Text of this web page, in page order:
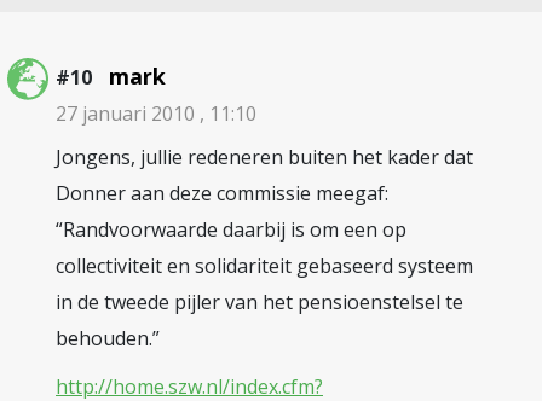
#10 mark
27 januari 2010 , 11:10
Jongens, jullie redeneren buiten het kader dat
Donner aan deze commissie meegaf:
“Randvoorwaarde daarbij is om een op
collectiviteit en solidariteit gebaseerd systeem
in de tweede pijler van het pensioenstelsel te
behouden.”
http://home.szw.nl/index.cfm?